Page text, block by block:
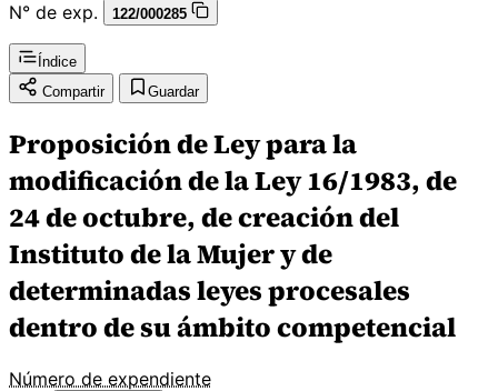
N° de exp.
122/000285
Índice
Compartir
Guardar
Proposición de Ley para la
modificación de la Ley 16/1983, de
24 de octubre, de creación del
Instituto de la Mujer y de
determinadas leyes procesales
dentro de su ámbito competencial
Número de expendiente